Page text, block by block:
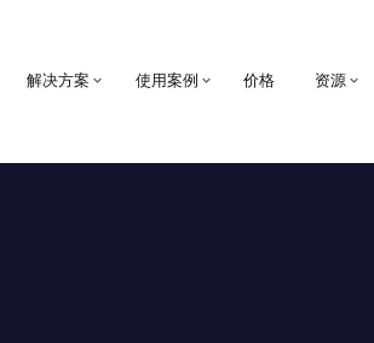
解决方案 使用案例 价格 资源